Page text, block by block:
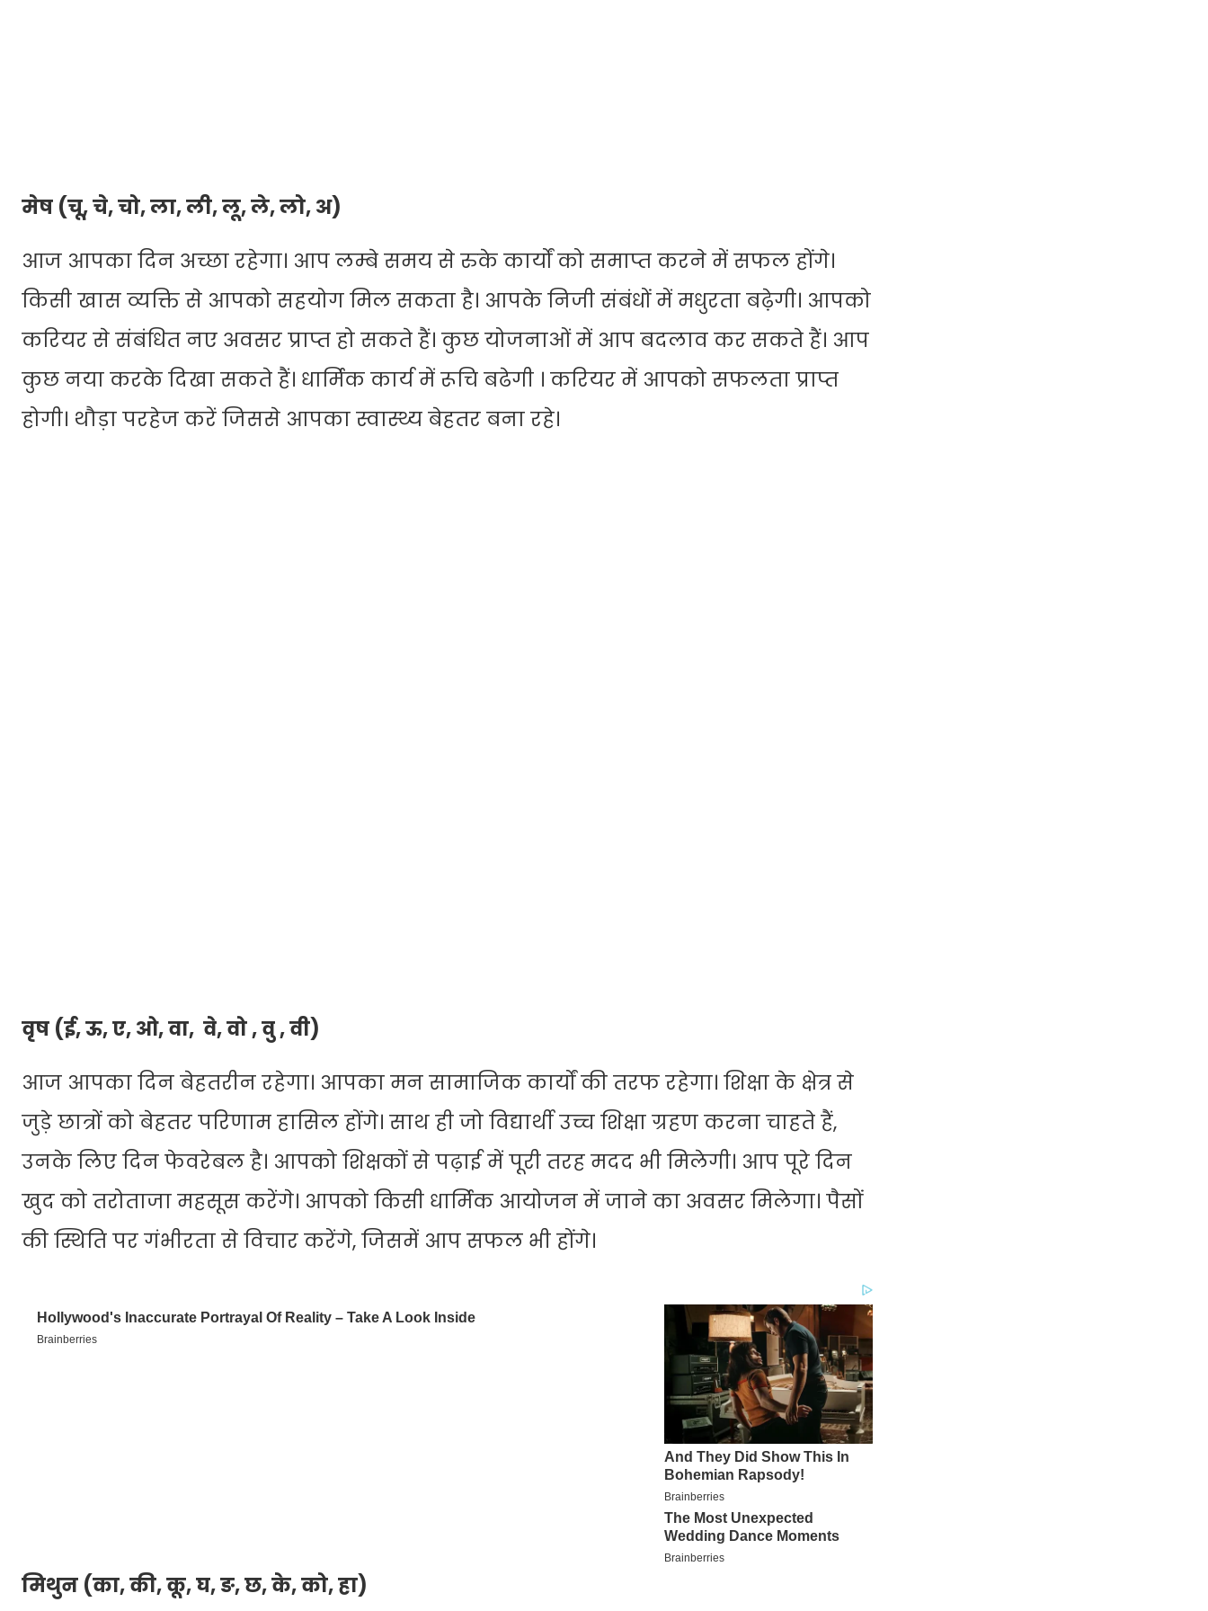
मेष (चू, चे, चो, ला, ली, लू, ले, लो, अ)
आज आपका दिन अच्छा रहेगा। आप लम्बे समय से रुके कार्यों को समाप्त करने में सफल होंगे।
किसी खास व्यक्ति से आपको सहयोग मिल सकता है। आपके निजी संबंधों में मधुरता बढ़ेगी। आपको
करियर से संबंधित नए अवसर प्राप्त हो सकते हैं। कुछ योजनाओं में आप बदलाव कर सकते हैं। आप
कुछ नया करके दिखा सकते हैं। धार्मिक कार्य में रूचि बढेगी । करियर में आपको सफलता प्राप्त
होगी। थौड़ा परहेज करें जिससे आपका स्वास्थ्य बेहतर बना रहे।
वृष (ई, ऊ, ए, ओ, वा, वे, वो , वु , वी)
आज आपका दिन बेहतरीन रहेगा। आपका मन सामाजिक कार्यों की तरफ रहेगा। शिक्षा के क्षेत्र से
जुड़े छात्रों को बेहतर परिणाम हासिल होंगे। साथ ही जो विद्यार्थी उच्च शिक्षा ग्रहण करना चाहते हैं,
उनके लिए दिन फेवरेबल है। आपको शिक्षकों से पढ़ाई में पूरी तरह मदद भी मिलेगी। आप पूरे दिन
खुद को तरोताजा महसूस करेंगे। आपको किसी धार्मिक आयोजन में जाने का अवसर मिलेगा। पैसों
की स्थिति पर गंभीरता से विचार करेंगे, जिसमें आप सफल भी होंगे।
मिथुन (का, की, कू, घ, ङ, छ, के, को, हा)